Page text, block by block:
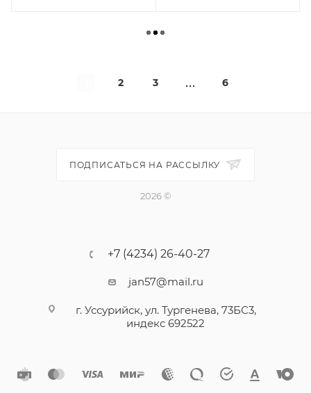
2 3 6
ПОДПИСАТЬСЯ НА РАССЫЛКУ
2026 ©
+7 (4234) 26-40-27
jan57@mail.ru
г. Уссурийск, ул. Тургенева, 73БС3,
индекс 692522